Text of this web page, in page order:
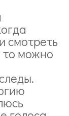
смотреть
то можно